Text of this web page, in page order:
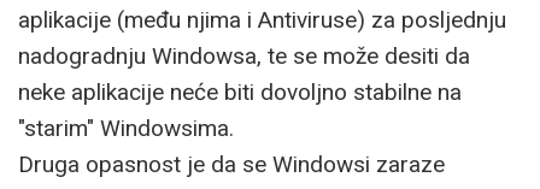
aplikacije (među njima i Antiviruse) za posljednju
nadogradnju Windowsa, te se može desiti da
neke aplikacije neće biti dovoljno stabilne na
"starim" Windowsima.
Druga opasnost je da se Windowsi zaraze